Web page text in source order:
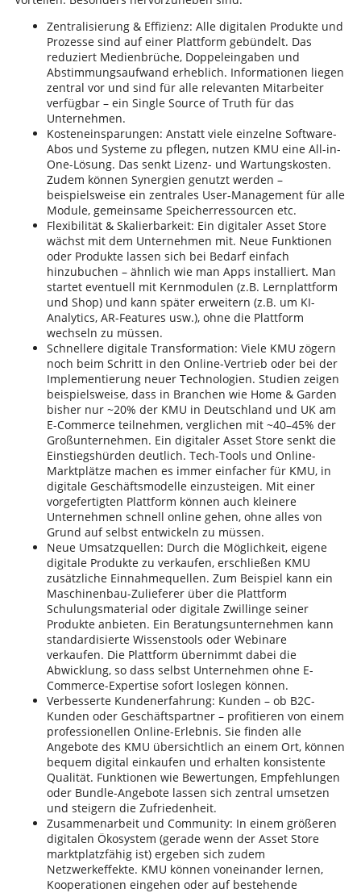
Zentralisierung & Effizienz: Alle digitalen Produkte und
Prozesse sind auf einer Plattform gebündelt. Das
reduziert Medienbrüche, Doppeleingaben und
Abstimmungsaufwand erheblich. Informationen liegen
zentral vor und sind für alle relevanten Mitarbeiter
verfügbar – ein Single Source of Truth für das
Unternehmen.
Kosteneinsparungen: Anstatt viele einzelne Software-
Abos und Systeme zu pflegen, nutzen KMU eine All-in-
One-Lösung. Das senkt Lizenz- und Wartungskosten.
Zudem können Synergien genutzt werden –
beispielsweise ein zentrales User-Management für alle
Module, gemeinsame Speicherressourcen etc.
Flexibilität & Skalierbarkeit: Ein digitaler Asset Store
wächst mit dem Unternehmen mit. Neue Funktionen
oder Produkte lassen sich bei Bedarf einfach
hinzubuchen – ähnlich wie man Apps installiert. Man
startet eventuell mit Kernmodulen (z.B. Lernplattform
und Shop) und kann später erweitern (z.B. um KI-
Analytics, AR-Features usw.), ohne die Plattform
wechseln zu müssen.
Schnellere digitale Transformation: Viele KMU zögern
noch beim Schritt in den Online-Vertrieb oder bei der
Implementierung neuer Technologien. Studien zeigen
beispielsweise, dass in Branchen wie Home & Garden
bisher nur ~20% der KMU in Deutschland und UK am
E-Commerce teilnehmen, verglichen mit ~40–45% der
Großunternehmen. Ein digitaler Asset Store senkt die
Einstiegshürden deutlich. Tech-Tools und Online-
Marktplätze machen es immer einfacher für KMU, in
digitale Geschäftsmodelle einzusteigen. Mit einer
vorgefertigten Plattform können auch kleinere
Unternehmen schnell online gehen, ohne alles von
Grund auf selbst entwickeln zu müssen.
Neue Umsatzquellen: Durch die Möglichkeit, eigene
digitale Produkte zu verkaufen, erschließen KMU
zusätzliche Einnahmequellen. Zum Beispiel kann ein
Maschinenbau-Zulieferer über die Plattform
Schulungsmaterial oder digitale Zwillinge seiner
Produkte anbieten. Ein Beratungsunternehmen kann
standardisierte Wissenstools oder Webinare
verkaufen. Die Plattform übernimmt dabei die
Abwicklung, so dass selbst Unternehmen ohne E-
Commerce-Expertise sofort loslegen können.
Verbesserte Kundenerfahrung: Kunden – ob B2C-
Kunden oder Geschäftspartner – profitieren von einem
professionellen Online-Erlebnis. Sie finden alle
Angebote des KMU übersichtlich an einem Ort, können
bequem digital einkaufen und erhalten konsistente
Qualität. Funktionen wie Bewertungen, Empfehlungen
oder Bundle-Angebote lassen sich zentral umsetzen
und steigern die Zufriedenheit.
Zusammenarbeit und Community: In einem größeren
digitalen Ökosystem (gerade wenn der Asset Store
marktplatzfähig ist) ergeben sich zudem
Netzwerkeffekte. KMU können voneinander lernen,
Kooperationen eingehen oder auf bestehende